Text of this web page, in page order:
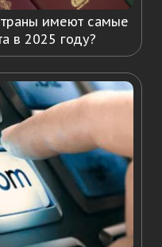
имеют самые
в 2025 году?